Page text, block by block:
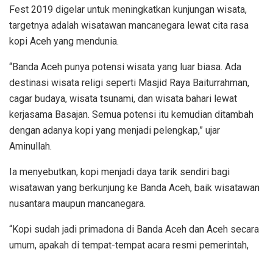
Fest 2019 digelar untuk meningkatkan kunjungan wisata,
targetnya adalah wisatawan mancanegara lewat cita rasa
kopi Aceh yang mendunia.
“Banda Aceh punya potensi wisata yang luar biasa. Ada
destinasi wisata religi seperti Masjid Raya Baiturrahman,
cagar budaya, wisata tsunami, dan wisata bahari lewat
kerjasama Basajan. Semua potensi itu kemudian ditambah
dengan adanya kopi yang menjadi pelengkap,” ujar
Aminullah.
Ia menyebutkan, kopi menjadi daya tarik sendiri bagi
wisatawan yang berkunjung ke Banda Aceh, baik wisatawan
nusantara maupun mancanegara.
“Kopi sudah jadi primadona di Banda Aceh dan Aceh secara
umum, apakah di tempat-tempat acara resmi pemerintah,